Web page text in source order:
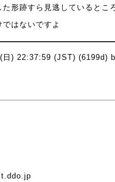
形跡すら見逃しているとこ
はないですよ
) 22:37:59 (JST) (6199d)